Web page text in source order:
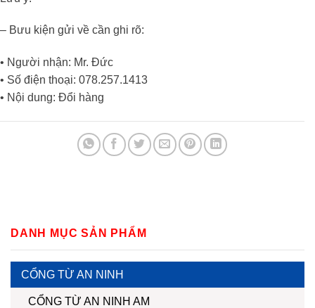
– Bưu kiện gửi về cần ghi rõ:
• Người nhận: Mr. Đức
• Số điện thoại: 078.257.1413
• Nội dung: Đổi hàng
DANH MỤC SẢN PHẨM
CỔNG TỪ AN NINH
CỔNG TỪ AN NINH AM